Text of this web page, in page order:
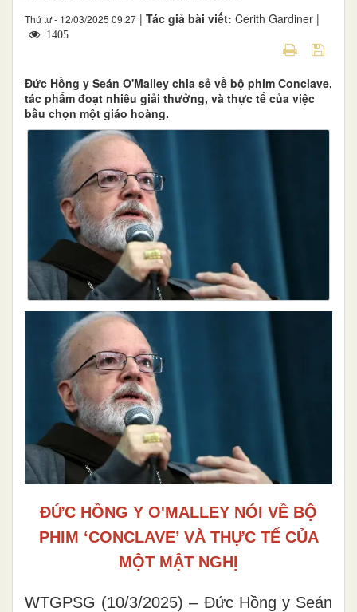
Thứ tư - 12/03/2025 09:27 | Tác giả bài viết: Cerith Gardiner |
1405
Đức Hồng y Seán O'Malley chia sẻ về bộ phim Conclave,
tác phẩm đoạt nhiều giải thưởng, và thực tế của việc
bầu chọn một giáo hoàng.
ĐỨC HỒNG Y O'MALLEY NÓI VỀ BỘ
PHIM ‘CONCLAVE’ VÀ THỰC TẾ CỦA
MỘT MẬT NGHỊ
WTGPSG (10/3/2025) – Đức Hồng y Seán